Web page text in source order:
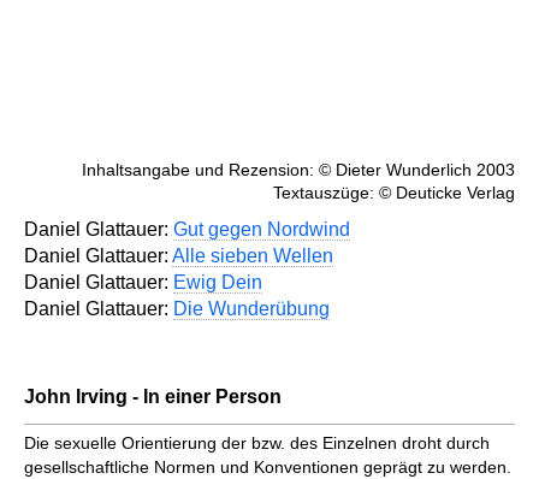
Inhaltsangabe und Rezension: © Dieter Wunderlich 2003
Textauszüge: © Deuticke Verlag
Daniel Glattauer: Gut gegen Nordwind
Daniel Glattauer: Alle sieben Wellen
Daniel Glattauer: Ewig Dein
Daniel Glattauer: Die Wunderübung
John Irving - In einer Person
Die sexuelle Orientierung der bzw. des Einzelnen droht durch
gesellschaftliche Normen und Konventionen geprägt zu werden.